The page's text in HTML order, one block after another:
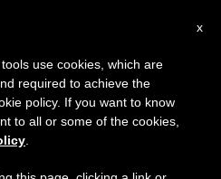
le spoglie di un
in
x
use cookies, which are
required to achieve the
policy. If you want to know
to all or some of the cookies,